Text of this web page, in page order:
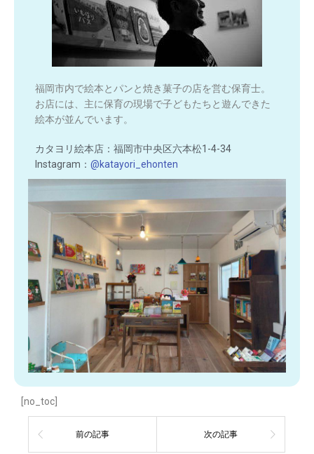
福岡市内で絵本とパンと焼き菓子の店を営む保育士。
お店には、主に保育の現場で子どもたちと遊んできた
絵本が並んでいます。
カタヨリ絵本店：福岡市中央区六本松1-4-34
Instagram： @katayori_ehonten
[no_toc]
前の記事 次の記事